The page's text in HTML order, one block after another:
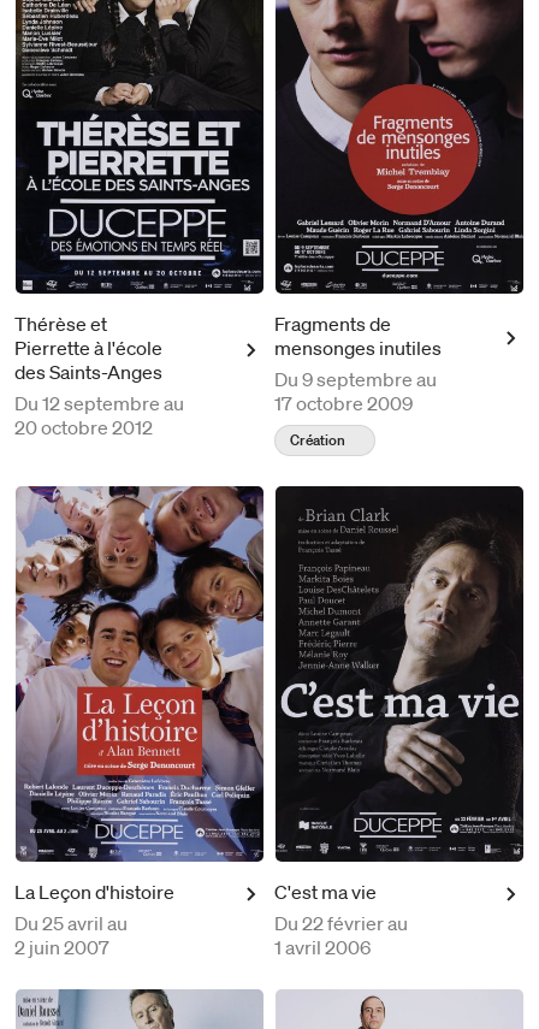
Thérèse et
Pierrette à l'école
des Saints-Anges
Du 12 septembre au
20 octobre 2012
Fragments de
mensonges inutiles
Du 9 septembre au
17 octobre 2009
Création
La Leçon d'histoire
Du 25 avril au
2 juin 2007
C'est ma vie
Du 22 février au
1 avril 2006